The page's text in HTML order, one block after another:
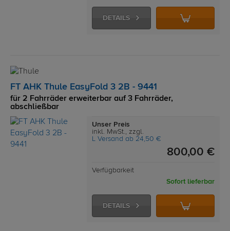
DETAILS
FT AHK Thule EasyFold 3 2B - 9441
für 2 Fahrräder erweiterbar auf 3 Fahrräder,
abschließbar
Unser Preis
inkl. MwSt., zzgl.
L Versand ab 24,50 €
800,00 €
Verfügbarkeit
Sofort lieferbar
DETAILS